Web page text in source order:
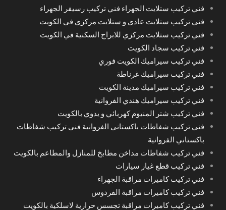
فني تركيب ستلايت الجهراء فني تركيب رسيفر الجهراء
فني تركيب ستلايت عادي و ستلايت مركزي في الكويت
فني تركيب ستلايت مركزي للابراج السكنية في الكويت
فني تركيب سجاد الكويت
فني تركيب سيراميك الكويت فوري
فني تركيب سيراميك غرناطة
فني تركيب سيراميك مدينة الكويت
فني تركيب سيراميك هندي الفروانية
فني تركيب شتر المنيوم كهربائي و يدوي بالكويت
فني تركيب شفاطات باكستاني الفروانية فني تركيب شفاطات
باكستاني الفروانية
فني تركيب شفاطات مداخن مطابخ للمنازل والمطاعم بالكويت
فني تركيب قطع غيار سيارات
فني تركيب كاميرات مراقبة الجهراء
فني تركيب كاميرات مراقبة الفردوس
فني تركيب كاميرات مراقبة تجسس حرارية لاسلكية بالكويت